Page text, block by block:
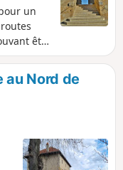
un
être
à
au Nord de